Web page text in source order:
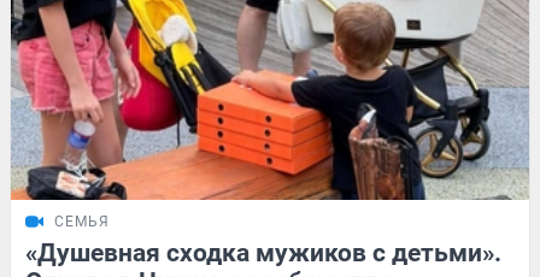
СЕМЬЯ
«Душевная сходка мужиков с детьми».